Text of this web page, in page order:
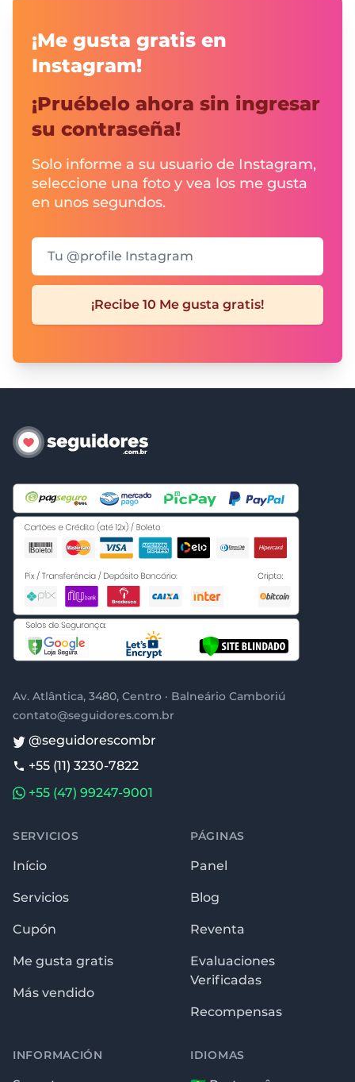
¡Me gusta gratis en
Instagram!
¡Pruébelo ahora sin ingresar
su contraseña!
Solo informe a su usuario de Instagram,
seleccione una foto y vea los me gusta
en unos segundos.
Tu @profile Instagram
¡Recibe 10 Me gusta gratis!
Av. Atlântica, 3480, Centro · Balneário Camboriú
contato@seguidores.com.br
@seguidorescombr
+55 (11) 3230-7822
+55 (47) 99247-9001
SERVICIOS
Início
Servicios
Cupón
Me gusta gratis
Más vendido
PÁGINAS
Panel
Blog
Reventa
Evaluaciones
Verificadas
Recompensas
INFORMACIÓN IDIOMAS